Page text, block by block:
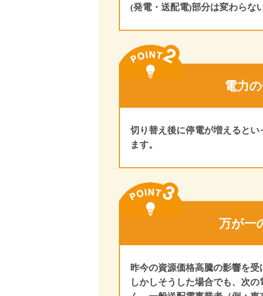
(発電・送配電)部分は変わらな
電力
切り替え後に停電が増えると
ます。
万が一
昨今の資源価格高騰の影響を受
しかしそうした場合でも、次